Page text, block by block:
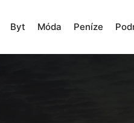
Byt Móda Peníze